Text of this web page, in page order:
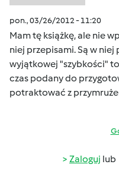
pon., 03/26/2012 - 11:20
Mam tę książkę, ale nie
niej przepisami. Są w
wyjątkowej "szybkości"
czas podany do
potraktować z
Zaloguj lub